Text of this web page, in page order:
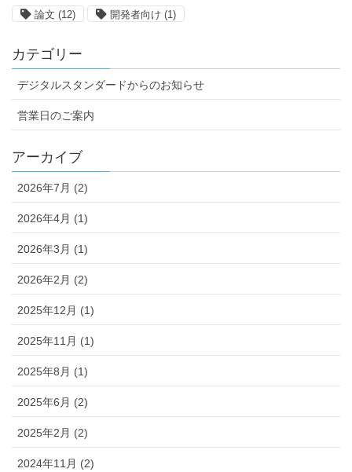
論文 (12) 開発者向け (1)
カテゴリー
デジタルスタンダードからのお知らせ
営業日のご案内
アーカイブ
2026年7月 (2)
2026年4月 (1)
2026年3月 (1)
2026年2月 (2)
2025年12月 (1)
2025年11月 (1)
2025年8月 (1)
2025年6月 (2)
2025年2月 (2)
2024年11月 (2)